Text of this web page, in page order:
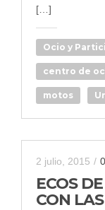
[…]
Ocio y
centro de
motos
2 julio, 2015 /
ECOS
CON